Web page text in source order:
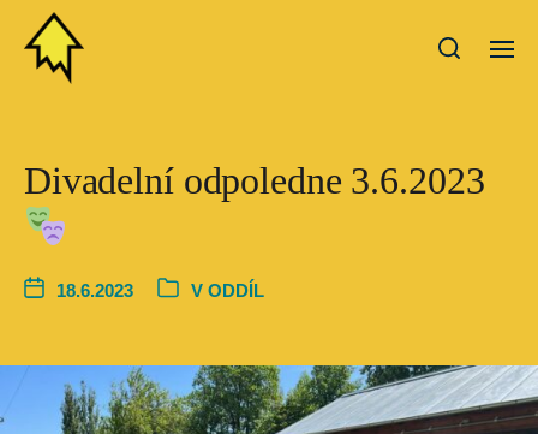
Divadelní odpoledne 3.6.2023
18.6.2023 V ODDÍL